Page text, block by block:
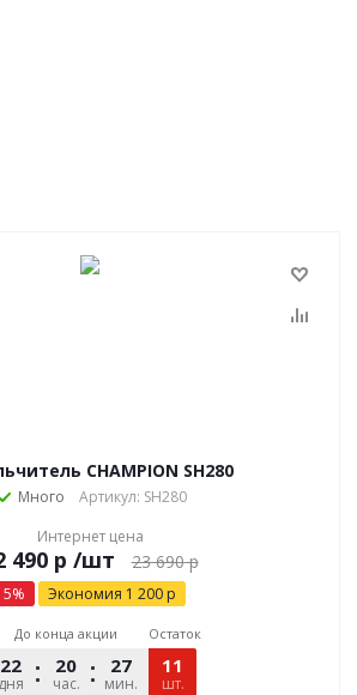
CHAMPION SH280
Много
Артикул: SH280
Интернет цена
р /шт 23 690р
5% Экономия 1 200 р
До конца акции
22
дня
20
час.
27
мин.
00
сек.
Остаток
11
шт.